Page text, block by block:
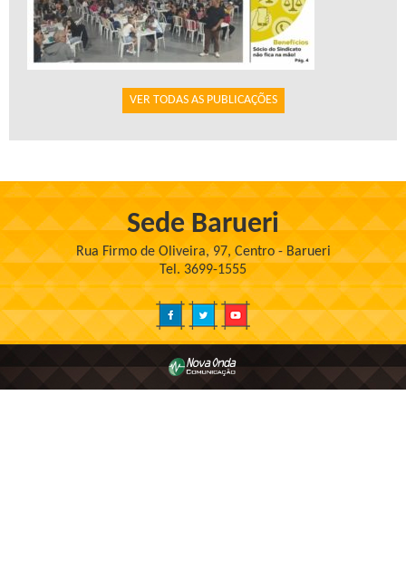
VER TODAS AS PUBLICAÇÕES
Sede Barueri
Rua Firmo de Oliveira, 97, Centro - Barueri
Tel. 3699-1555